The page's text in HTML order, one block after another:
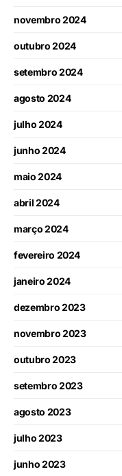
novembro 2024
outubro 2024
setembro 2024
agosto 2024
julho 2024
junho 2024
maio 2024
abril 2024
março 2024
fevereiro 2024
janeiro 2024
dezembro 2023
novembro 2023
outubro 2023
setembro 2023
agosto 2023
julho 2023
junho 2023